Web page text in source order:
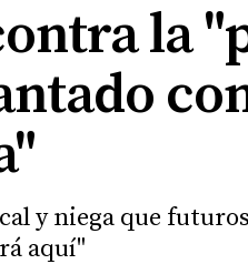
la
y niega que
aquí"